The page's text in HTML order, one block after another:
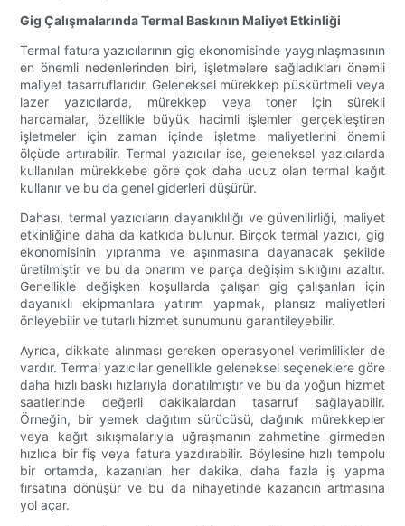
Gig Çalışmalarında Termal Baskının Maliyet Etkinliği
Termal fatura yazıcılarının gig ekonomisinde yaygınlaşmasının
en önemli nedenlerinden biri, işletmelere sağladıkları önemli
maliyet tasarruflarıdır. Geleneksel mürekkep püskürtmeli veya
lazer yazıcılarda, mürekkep veya toner için sürekli
harcamalar, özellikle büyük hacimli işlemler gerçekleştiren
işletmeler için zaman içinde işletme maliyetlerini önemli
ölçüde artırabilir. Termal yazıcılar ise, geleneksel yazıcılarda
kullanılan mürekkebe göre çok daha ucuz olan termal kağıt
kullanır ve bu da genel giderleri düşürür.
Dahası, termal yazıcıların dayanıklılığı ve güvenilirliği, maliyet
etkinliğine daha da katkıda bulunur. Birçok termal yazıcı, gig
ekonomisinin yıpranma ve aşınmasına dayanacak şekilde
üretilmiştir ve bu da onarım ve parça değişim sıklığını azaltır.
Genellikle değişken koşullarda çalışan gig çalışanları için
dayanıklı ekipmanlara yatırım yapmak, plansız maliyetleri
önleyebilir ve tutarlı hizmet sunumunu garantileyebilir.
Ayrıca, dikkate alınması gereken operasyonel verimlilikler de
vardır. Termal yazıcılar genellikle geleneksel seçeneklere göre
daha hızlı baskı hızlarıyla donatılmıştır ve bu da yoğun hizmet
saatlerinde değerli dakikalardan tasarruf sağlayabilir.
Örneğin, bir yemek dağıtım sürücüsü, dağınık mürekkepler
veya kağıt sıkışmalarıyla uğraşmanın zahmetine girmeden
hızlıca bir fiş veya fatura yazdırabilir. Böylesine hızlı tempolu
bir ortamda, kazanılan her dakika, daha fazla iş yapma
fırsatına dönüşür ve bu da nihayetinde kazancın artmasına
yol açar.